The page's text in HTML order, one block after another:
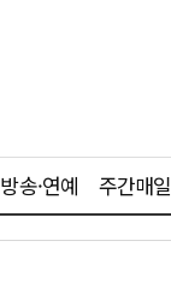
방송·연예 주간매일